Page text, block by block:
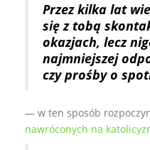
Przez kilka lat
się z tobą
okazjach, lecz
najmniejszej
czy prośby o
— w ten sposób
nawróconych na